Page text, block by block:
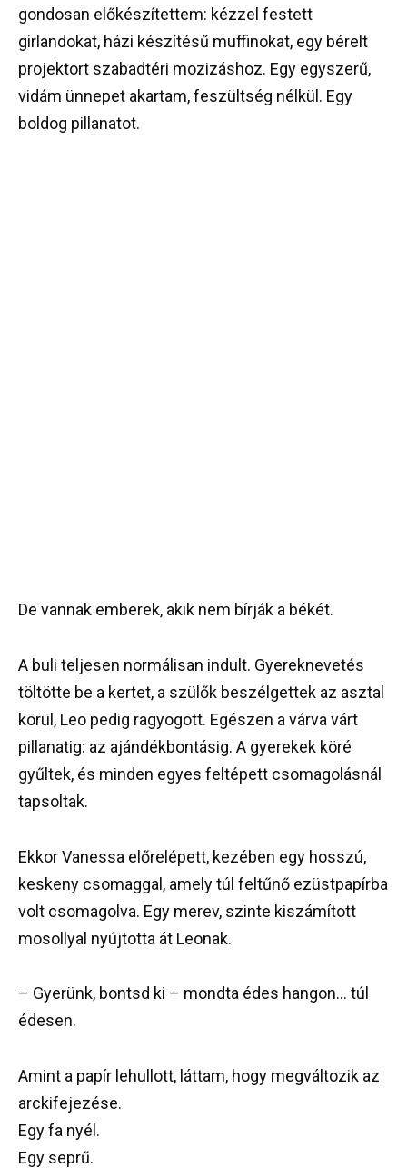
gondosan előkészítettem: kézzel festett
girlandokat, házi készítésű muffinokat, egy bérelt
projektort szabadtéri mozizáshoz. Egy egyszerű,
vidám ünnepet akartam, feszültség nélkül. Egy
boldog pillanatot.
De vannak emberek, akik nem bírják a békét.
A buli teljesen normálisan indult. Gyereknevetés
töltötte be a kertet, a szülők beszélgettek az asztal
körül, Leo pedig ragyogott. Egészen a várva várt
pillanatig: az ajándékbontásig. A gyerekek köré
gyűltek, és minden egyes feltépett csomagolásnál
tapsoltak.
Ekkor Vanessa előrelépett, kezében egy hosszú,
keskeny csomaggal, amely túl feltűnő ezüstpapírba
volt csomagolva. Egy merev, szinte kiszámított
mosollyal nyújtotta át Leonak.
– Gyerünk, bontsd ki – mondta édes hangon… túl
édesen.
Amint a papír lehullott, láttam, hogy megváltozik az
arckifejezése.
Egy fa nyél.
Egy seprű.